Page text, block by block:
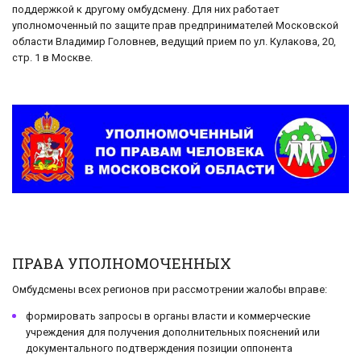
поддержкой к другому омбудсмену. Для них работает
уполномоченный по защите прав предпринимателей Московской
области Владимир Головнев, ведущий прием по ул. Кулакова, 20,
стр. 1 в Москве.
ПРАВА УПОЛНОМОЧЕННЫХ
Омбудсмены всех регионов при рассмотрении жалобы вправе:
формировать запросы в органы власти и коммерческие
учреждения для получения дополнительных пояснений или
документального подтверждения позиции оппонента